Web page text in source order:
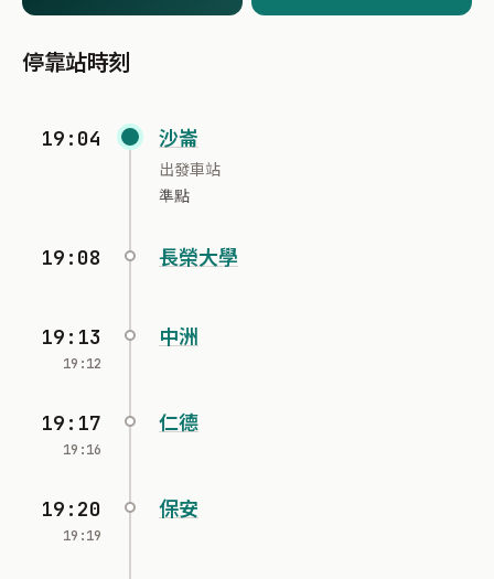
停靠站時刻
19:04 沙崙
出發車站
準點
19:08 長榮大學
19:13
19:12
中洲
19:17
19:16
仁德
19:20
19:19
保安